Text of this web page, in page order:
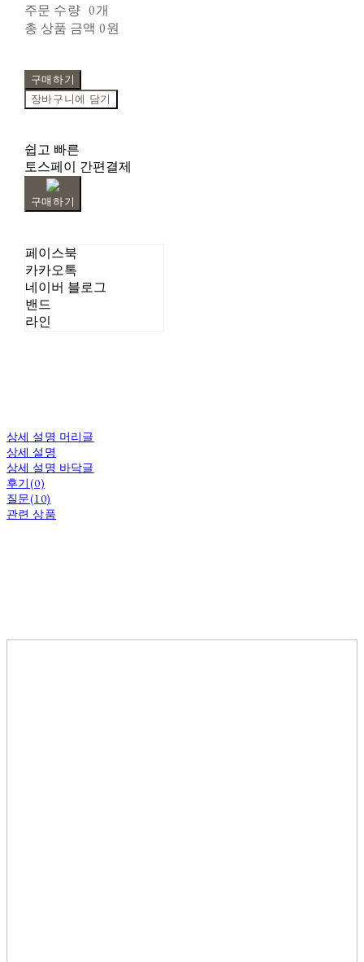
주문 수량 0개
총 상품 금액 0원
구매하기
장바구니에 담기
쉽고 빠른
토스페이 간편결제
구매하기
페이스북
카카오톡
네이버 블로그
밴드
라인
상세 설명 머리글
상세 설명
상세 설명 바닥글
후기(0)
질문(10)
관련 상품